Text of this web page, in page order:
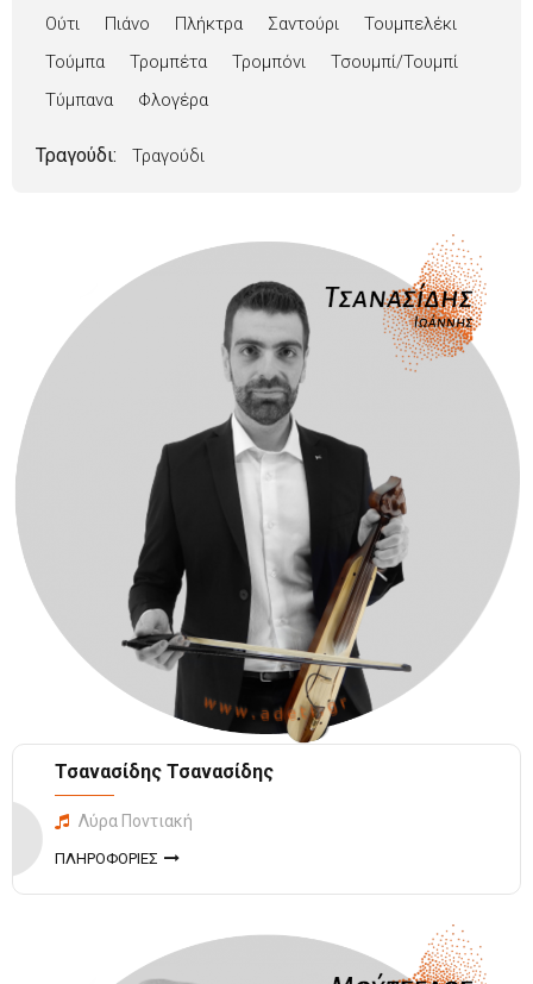
Ούτι
Πιάνο Πλήκτρα Σαντούρι
Τουμπελέκι
Τούμπα
Τρομπέτα Τρομπόνι
Τσουμπί/Τουμπί
Τύμπανα
Φλογέρα
Τραγούδι: Τραγούδι
Τσανασίδης Τσανασίδης
Λύρα Ποντιακή
ΠΛΗΡΟΦΟΡΙΕΣ